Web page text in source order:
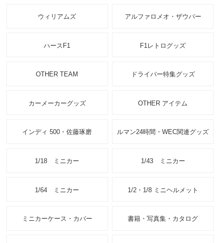
ウィリアムズ アルファロメオ・ザウバー
ハースF1 F1レトログッズ
OTHER TEAM ドライバー特集グッズ
カーメーカーグッズ OTHER アイテム
インディ 500・佐藤琢磨 ルマン24時間・WEC関連グッズ
1/18 ミニカー 1/43 ミニカー
1/64 ミニカー 1/2・1/8 ミニヘルメット
ミニカーケース・カバー 書籍・写真集・カタログ